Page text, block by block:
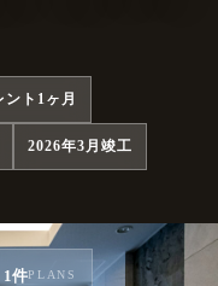
ント1ヶ月
2026年3月竣工
1件PLANS